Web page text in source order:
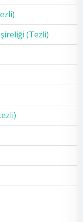
(Tezli)